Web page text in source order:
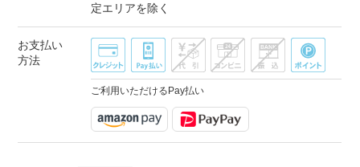
定エリアを除く
お支払い
方法
ご利用いただけるPay払い